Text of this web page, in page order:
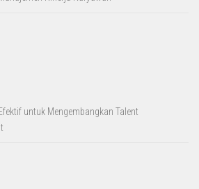
untuk Mengembangkan Talent